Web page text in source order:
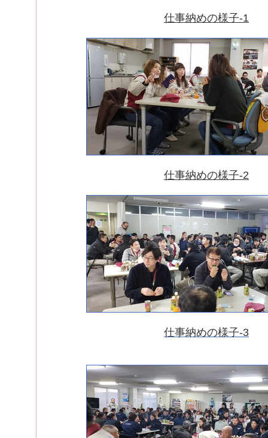
仕事納めの様子-1
仕事納めの様子-2
仕事納めの様子-3